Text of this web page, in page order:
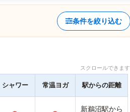
条件を絞り込む
スクロールできま
シャワー 常温ヨガ 駅からの距離
新鵜沼駅から